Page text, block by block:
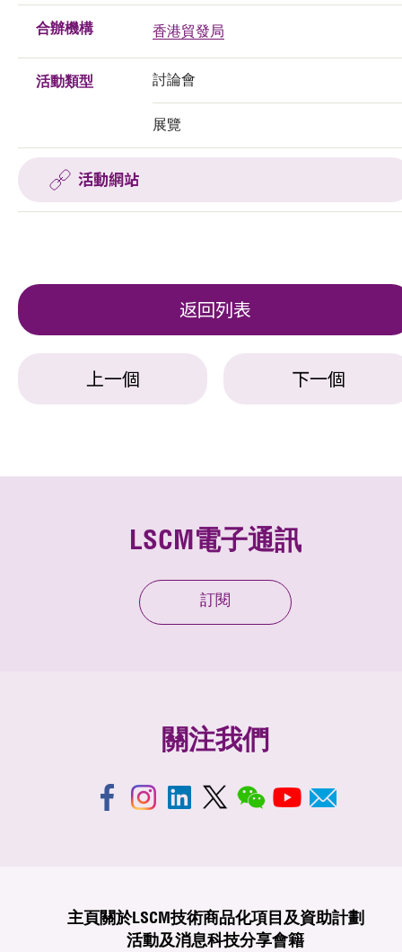
合辦機構 香港貿發局
活動類型 討論會
展覽
活動網站
返回列表
上一個 下一個
LSCM電子通訊
訂閱
關注我們
主頁 關於LSCM技術商品化項目及資助計劃
活動及消息科技分享會籍